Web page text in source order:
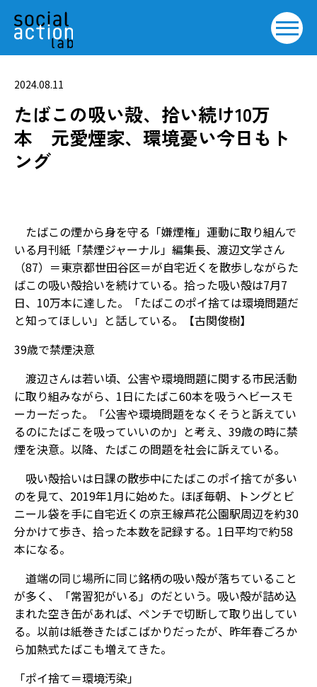
2024.08.11
たばこの吸い殻、拾い続け10万
本 元愛煙家、環境憂い今日もト
ング
たばこの煙から身を守る「嫌煙権」運動に取り組んで
いる月刊紙「禁煙ジャーナル」編集長、渡辺文学さん
（87）＝東京都世田谷区＝が自宅近くを散歩しながらた
ばこの吸い殻拾いを続けている。拾った吸い殻は7月7
日、10万本に達した。「たばこのポイ捨ては環境問題だ
と知ってほしい」と話している。【古関俊樹】
39歳で禁煙決意
渡辺さんは若い頃、公害や環境問題に関する市民活動
に取り組みながら、1日にたばこ60本を吸うヘビースモ
ーカーだった。「公害や環境問題をなくそうと訴えてい
るのにたばこを吸っていいのか」と考え、39歳の時に禁
煙を決意。以降、たばこの問題を社会に訴えている。
吸い殻拾いは日課の散歩中にたばこのポイ捨てが多い
のを見て、2019年1月に始めた。ほぼ毎朝、トングとビ
ニール袋を手に自宅近くの京王線芦花公園駅周辺を約30
分かけて歩き、拾った本数を記録する。1日平均で約58
本になる。
道端の同じ場所に同じ銘柄の吸い殻が落ちていること
が多く、「常習犯がいる」のだという。吸い殻が詰め込
まれた空き缶があれば、ペンチで切断して取り出してい
る。以前は紙巻きたばこばかりだったが、昨年春ごろか
ら加熱式たばこも増えてきた。
「ポイ捨て＝環境汚染」